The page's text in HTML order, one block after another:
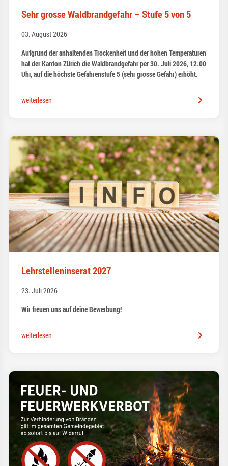
Sehr grosse Waldbrandgefahr – Stufe 5 von 5
03. August 2026
Aufgrund der anhaltenden Trockenheit und der hohen Temperaturen
hat der Kanton Zürich die Waldbrandgefahr per 30. Juli 2026, 12.00
Uhr, auf die höchste Gefahrenstufe 5 (sehr grosse Gefahr) erhöht.
weiterlesen
Lehrstelleninserat 2027
23. Juli 2026
Wir freuen uns auf deine Bewerbung!
weiterlesen